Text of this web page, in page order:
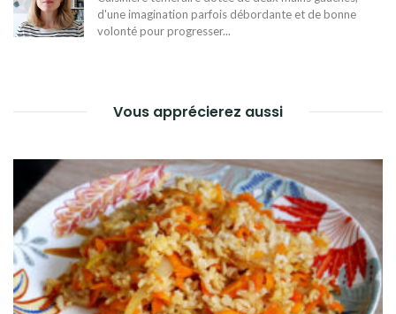
d'une imagination parfois débordante et de bonne
volonté pour progresser...
Vous apprécierez aussi